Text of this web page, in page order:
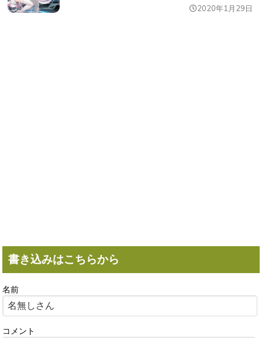
2020年1月29日
書き込みはこちらから
名前
コメント